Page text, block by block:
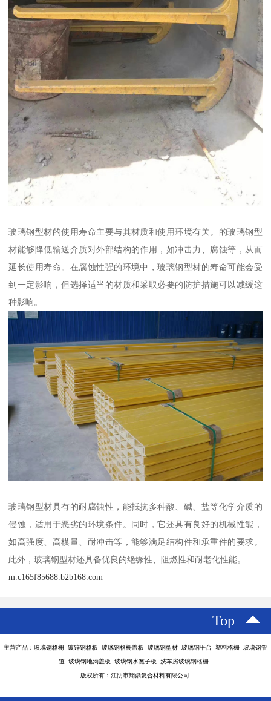
玻璃钢型材的使用寿命主要与其材质和使用环境有关。的玻璃钢型
材能够降低输送介质对外部结构的作用，如冲击力、腐蚀等，从而
延长使用寿命。在腐蚀性强的环境中，玻璃钢型材的寿命可能会受
到一定影响，但选择适当的材质和采取必要的防护措施可以减缓这
种影响。
玻璃钢型材具有的耐腐蚀性，能抵抗多种酸、碱、盐等化学介质的
侵蚀，适用于恶劣的环境条件。同时，它还具有良好的机械性能，
如高强度、高模量、耐冲击等，能够满足结构件和承重件的要求。
此外，玻璃钢型材还具备优良的绝缘性、阻燃性和耐老化性能。
m.c165f85688.b2b168.com
Top
主营产品：玻璃钢格栅 镀锌钢格板 玻璃钢格栅盖板 玻璃钢型材 玻璃钢平台 塑料格栅 玻璃钢管
道 玻璃钢地沟盖板 玻璃钢水篦子板 洗车房玻璃钢格栅
版权所有：江阴市翔鼎复合材料有限公司